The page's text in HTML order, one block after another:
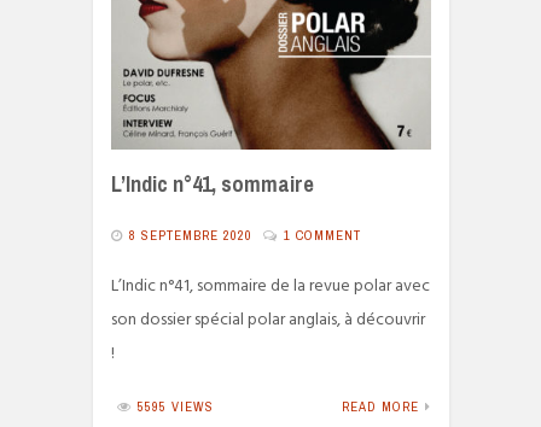
L’Indic n°41, sommaire
8 SEPTEMBRE 2020 1 COMMENT
L’Indic n°41, sommaire de la revue polar avec
son dossier spécial polar anglais, à découvrir
!
5595 VIEWS READ MORE